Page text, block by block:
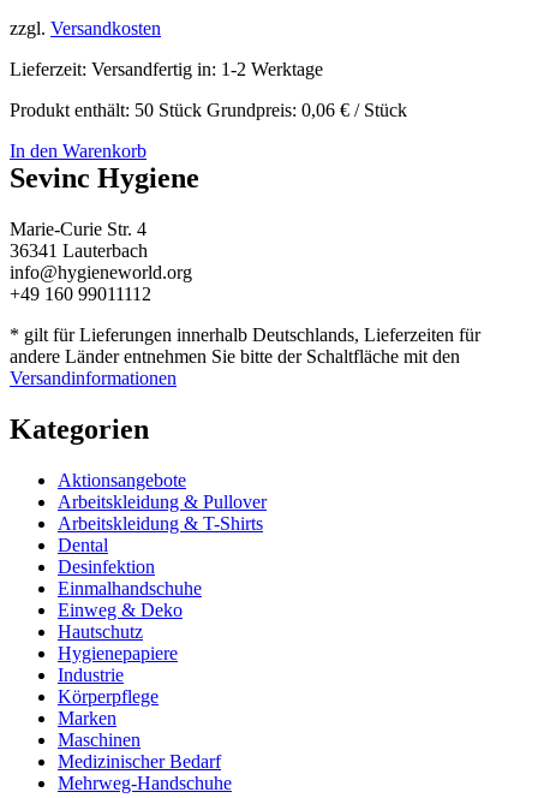
zzgl. Versandkosten
Lieferzeit: Versandfertig in: 1-2 Werktage
Produkt enthält: 50 Stück Grundpreis: 0,06 € / Stück
In den Warenkorb
Sevinc Hygiene
Marie-Curie Str. 4
36341 Lauterbach
info@hygieneworld.org
+49 160 99011112
* gilt für Lieferungen innerhalb Deutschlands, Lieferzeiten für
andere Länder entnehmen Sie bitte der Schaltfläche mit den
Versandinformationen
Kategorien
Aktionsangebote
Arbeitskleidung & Pullover
Arbeitskleidung & T-Shirts
Dental
Desinfektion
Einmalhandschuhe
Einweg & Deko
Hautschutz
Hygienepapiere
Industrie
Körperpflege
Marken
Maschinen
Medizinischer Bedarf
Mehrweg-Handschuhe